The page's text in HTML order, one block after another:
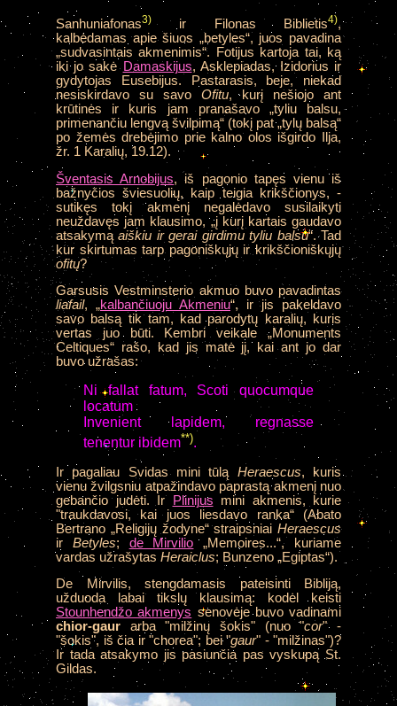
Sanhuniafonas3) ir Filonas Biblietis4),
kalbėdamas apie šiuos „betyles“, juos pavadina
„sudvasintais akmenimis“. Fotijus kartoja tai, ką
iki jo sakė Damaskijus, Asklepiadas, Izidorius ir
gydytojas Eusebijus. Pastarasis, beje, niekad
nesiskirdavo su savo Ofitu, kurį nešiojo ant
krūtinės ir kuris jam pranašavo „tyliu balsu,
primenančiu lengvą švilpimą“ (tokį pat „tylų balsą“
po žemės drebėjimo prie kalno olos išgirdo Ilja,
žr. 1 Karalių, 19.12).
Šventasis Arnobijus, iš pagonio tapęs vienu iš
bažnyčios šviesuolių, kaip teigia krikščionys, -
sutikęs tokį akmenį negalėdavo susilaikyti
neuždavęs jam klausimo, „į kurį kartais gaudavo
atsakymąaiškiu ir gerai girdimu tyliu balsu“. Tad
kur skirtumas tarp pagoniškųjų ir krikščioniškųjų
ofitų?
Garsusis Vestminsterio akmuo buvo pavadintas
liafail, „kalbančiuoju Akmeniu“, ir jis pakeldavo
savo balsą tik tam, kad parodytų karalių, kuris
vertas juo būti. Kembri veikale „Monuments
Celtiques“ rašo, kad jis matė jį, kai ant jo dar
buvo užrašas:
Ni fallat fatum, Scoti quocumque
locatum
Invenient lapidem, regnasse
tenentur ibidem**).
Ir pagaliau Svidas mini tūlą Heraescus, kuris
vienu žvilgsniu atpažindavo paprastą akmenį nuo
gebančio judėti. Ir Plinijus mini akmenis, kurie
"traukdavosi, kai juos liesdavo ranka“ (Abato
Bertrano „Religijų žodyne“ straipsniai Heraescus
ir Betyles; de Mirvilio „Memoires...“, kuriame
vardas užrašytas Heraiclus; Bunzeno „Egiptas“).
De Mirvilis, stengdamasis pateisinti Bibliją,
užduoda labai tikslų klausimą: kodėl keisti
Stounhendžo akmenys senovėje buvo vadinami
chior-gaur arba "milžinų šokis" (nuo "cor" -
"šokis", iš čia ir "chorea"; bei "gaur" - "milžinas")?
Ir tada atsakymo jis pasiunčia pas vyskupą St.
Gildas.